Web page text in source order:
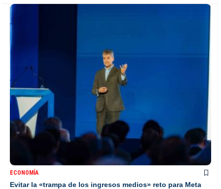
ECONOMÍA
Evitar la «trampa de los ingresos medios» reto para Meta